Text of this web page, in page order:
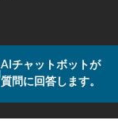
AIチャットボットが
質問に回答します。